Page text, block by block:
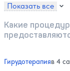
Показать все
Какие
Гирудотерапияв 4